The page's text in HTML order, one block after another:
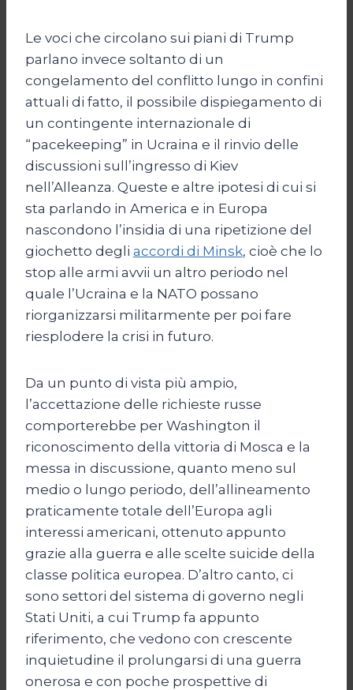
Le voci che circolano sui piani di Trump
parlano invece soltanto di un
congelamento del conflitto lungo in confini
attuali di fatto, il possibile dispiegamento di
un contingente internazionale di
“pacekeeping” in Ucraina e il rinvio delle
discussioni sull’ingresso di Kiev
nell’Alleanza. Queste e altre ipotesi di cui si
sta parlando in America e in Europa
nascondono l’insidia di una ripetizione del
giochetto degli accordi di Minsk, cioè che lo
stop alle armi avvii un altro periodo nel
quale l’Ucraina e la NATO possano
riorganizzarsi militarmente per poi fare
riesplodere la crisi in futuro.
Da un punto di vista più ampio,
l’accettazione delle richieste russe
comporterebbe per Washington il
riconoscimento della vittoria di Mosca e la
messa in discussione, quanto meno sul
medio o lungo periodo, dell’allineamento
praticamente totale dell’Europa agli
interessi americani, ottenuto appunto
grazie alla guerra e alle scelte suicide della
classe politica europea. D’altro canto, ci
sono settori del sistema di governo negli
Stati Uniti, a cui Trump fa appunto
riferimento, che vedono con crescente
inquietudine il prolungarsi di una guerra
onerosa e con poche prospettive di